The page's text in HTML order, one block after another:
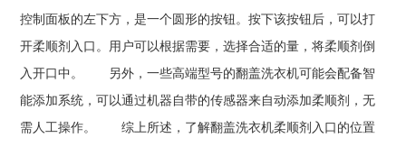
控制面板的左下方，是一个圆形的按钮。按下该按钮后，可以打
开柔顺剂入口。用户可以根据需要，选择合适的量，将柔顺剂倒
入开口中。 另外，一些高端型号的翻盖洗衣机可能会配备智
能添加系统，可以通过机器自带的传感器来自动添加柔顺剂，无
需人工操作。 综上所述，了解翻盖洗衣机柔顺剂入口的位置